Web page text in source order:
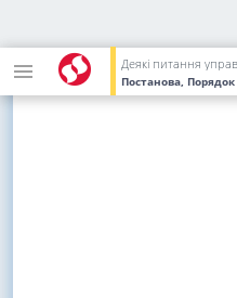
Постанова, Порядок